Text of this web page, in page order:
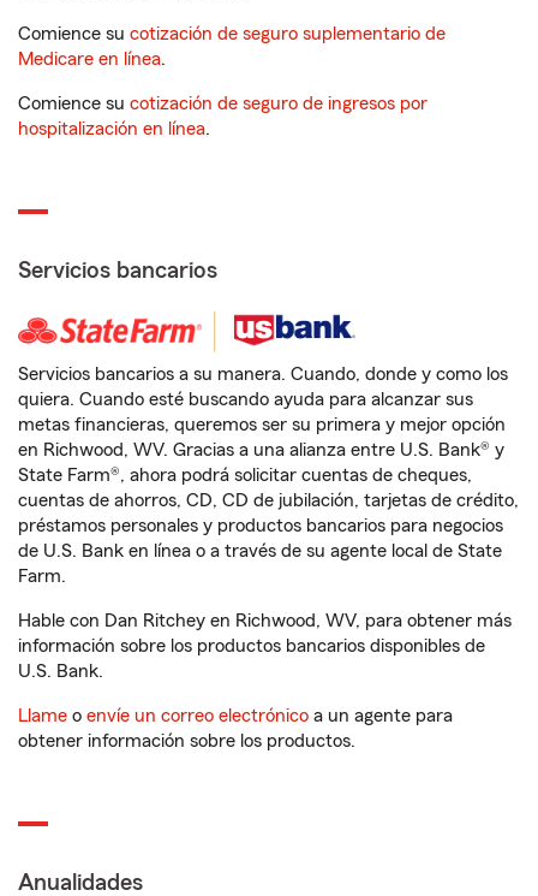
Comience su cotización de seguro suplementario de
Medicare en línea.
Comience su cotización de seguro de ingresos por
hospitalización en línea.
Servicios bancarios
Servicios bancarios a su manera. Cuando, donde y como los
quiera. Cuando esté buscando ayuda para alcanzar sus
metas financieras, queremos ser su primera y mejor opción
en Richwood, WV. Gracias a una alianza entre U.S. Bank® y
State Farm®, ahora podrá solicitar cuentas de cheques,
cuentas de ahorros, CD, CD de jubilación, tarjetas de crédito,
préstamos personales y productos bancarios para negocios
de U.S. Bank en línea o a través de su agente local de State
Farm.
Hable con Dan Ritchey en Richwood, WV, para obtener más
información sobre los productos bancarios disponibles de
U.S. Bank.
Llame o envíe un correo electrónico a un agente para
obtener información sobre los productos.
Anualidades